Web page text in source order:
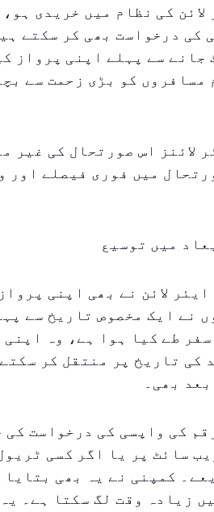
کی نظام میں خریدی ہو،
کی درخواست بھی کر سکتے
جانے سے پہلے اپنی پرواز
کو بڑی زحمت سے
لائنز اس صورتحال کی غیر
میں فوری فیصلے اور
میں توسیع
لائن نے بھی اپنی
نے ایک مخصوص تاریخ سے
طے کیا ہوا ہے، وہ اپنی
کی تاریخ پر منتقل کر
بھی۔
کی واپسی کی درخواست کی
سائٹ پر یا اگر کسی
کمپنی نے یہ بھی بتایا
زیادہ وقت لگ سکتا ہے۔